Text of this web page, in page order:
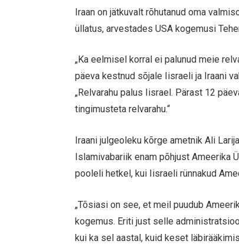
Iraan on jätkuvalt rõhutanud oma
üllatus, arvestades USA kogemusi
„Ka eelmisel korral ei palunud meie
päeva kestnud sõjale Iisraeli ja Iraani
„Relvarahu palus Iisrael. Pärast 12
tingimusteta relvarahu.“
Iraani julgeoleku kõrge ametnik Ali
Islamivabariik enam põhjust Ameerika
pooleli hetkel, kui Iisraeli rünnakud
„Tõsiasi on see, et meil puudub
kogemus. Eriti just selle
kui ka sel aastal, kuid keset